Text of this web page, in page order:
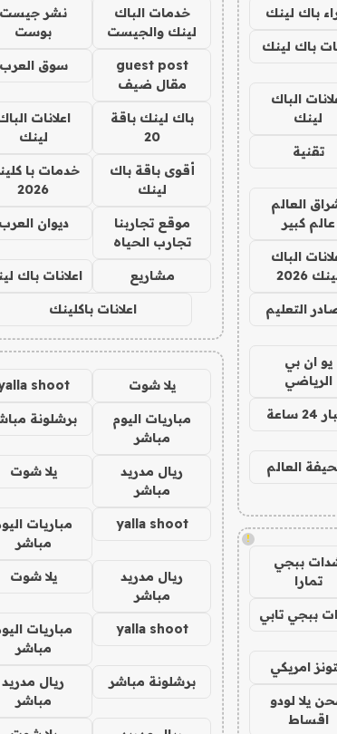
باك لينك
باك لينك
الباك
لينك
تقنية
العالم
عالم كبير
الباك
2026
التعليم
يو ان بي
الرياضي
ساعة
العالم
!
ببجي
تمارا
ببجي تابي
امريكي
يلا لودو
اقساط
خدمات الباك
لينك والجيست
نشر جيست
بوست
guest post
مقال ضيف
سوق العرب
باك لينك باقة
20
اعلانات
لينك
أقوى باقة باك
لينك
خدمات با
2026
موقع تجاربنا
تجارب الحياه
ديوان العرب
مشاريع اعلانات باك
اعلانات باكلينك
يلا شوت shoot
مباريات اليوم
مباشر
برشلونة
ريال مدريد
مباشر
يلا شوت
yalla shoot
مباريات
مباشر
ريال مدريد
مباشر
يلا شوت
yalla shoot
مباريات
مباشر
برشلونة مباشر
ريال مدريد
مباشر